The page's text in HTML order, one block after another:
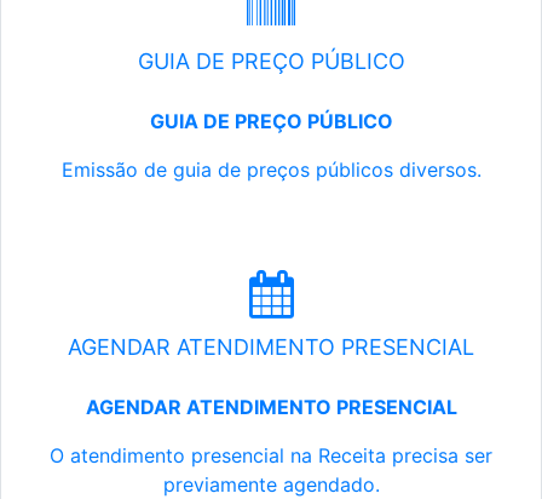
GUIA DE PREÇO PÚBLICO
GUIA DE PREÇO PÚBLICO
Emissão de guia de preços públicos diversos.
AGENDAR ATENDIMENTO PRESENCIAL
AGENDAR ATENDIMENTO PRESENCIAL
O atendimento presencial na Receita precisa ser
previamente agendado.